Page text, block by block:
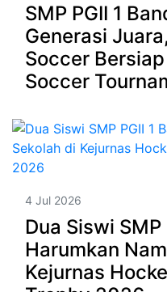
SMP PGII 1
Generasi
Soccer
Soccer
4 Jul 2026
Dua Siswi SMP
Harumkan
Kejurnas